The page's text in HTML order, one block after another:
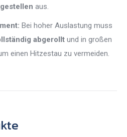
aus.
Bei hoher Auslastung muss
abgerollt und in großen
einen Hitzestau zu vermeiden.